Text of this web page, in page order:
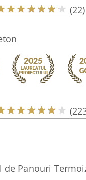
(22)
de Panouri